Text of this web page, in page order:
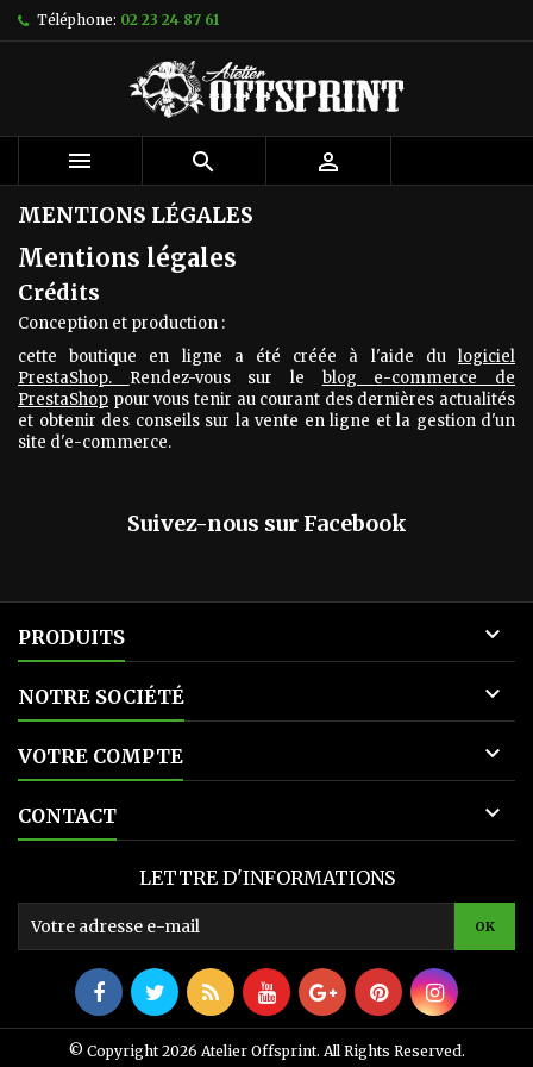
Téléphone: 02 23 24 87 61
  
MENTIONS LÉGALES
Mentions légales
Crédits
Conception et production :
cette boutique en ligne a été créée à l'aide du logiciel
PrestaShop. Rendez-vous sur le blog e-commerce de
PrestaShop pour vous tenir au courant des dernières actualités
et obtenir des conseils sur la vente en ligne et la gestion d'un
site d'e-commerce.
Suivez-nous sur Facebook
PRODUITS 
NOTRE SOCIÉTÉ 
VOTRE COMPTE 
CONTACT 
LETTRE D'INFORMATIONS
© Copyright 2026 Atelier Offsprint. All Rights Reserved.